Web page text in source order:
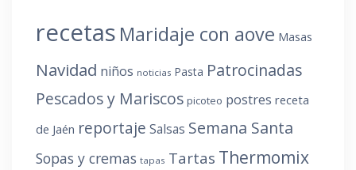
recetas Maridaje con aove Masas
Navidad niños noticias Pasta Patrocinadas
Pescados y Mariscos picoteo postres receta
de Jaén reportaje Salsas Semana Santa
Sopas y cremas tapas Tartas Thermomix